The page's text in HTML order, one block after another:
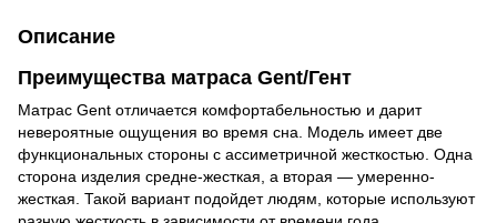
Описание
Преимущества матраса Gent/Гент
Матрас Gent отличается комфортабельностью и дарит
невероятные ощущения во время сна. Модель имеет две
функциональных стороны с ассиметричной жесткостью. Одна
сторона изделия средне-жесткая, а вторая — умеренно-
жесткая. Такой вариант подойдет людям, которые используют